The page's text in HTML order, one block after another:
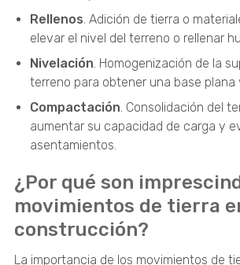
Rellenos. Adición de tierra o
elevar el nivel del terreno o rellenar
Nivelación. Homogenización de la
terreno para obtener una base plana
Compactación. Consolidación del
aumentar su capacidad de carga y
asentamientos.
¿Por qué son
movimientos de tierra
construcción?
La importancia de los movimientos de